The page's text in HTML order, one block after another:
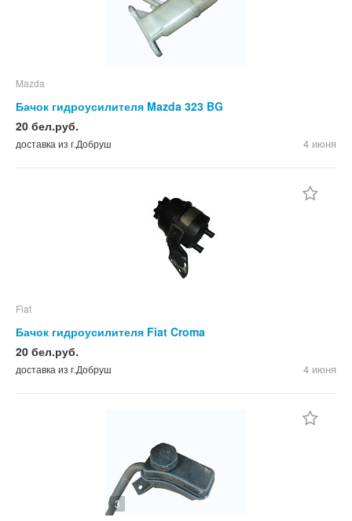
Mazda
Бачок гидроусилителя Mazda 323 BG
20 бел.руб.
доставка из г.Добруш 4 июня
Fiat
Бачок гидроусилителя Fiat Croma
20 бел.руб.
доставка из г.Добруш 4 июня
3